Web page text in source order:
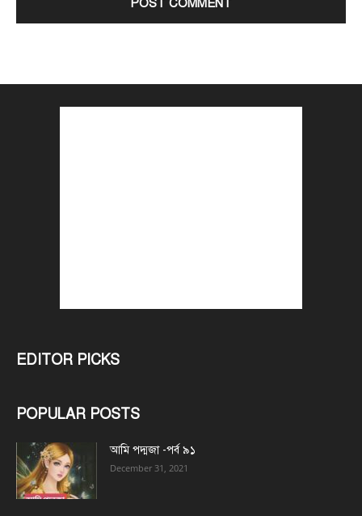
EDITOR PICKS
POPULAR POSTS
আমি পদ্মজা -পর্ব ৯১
December 31, 2021